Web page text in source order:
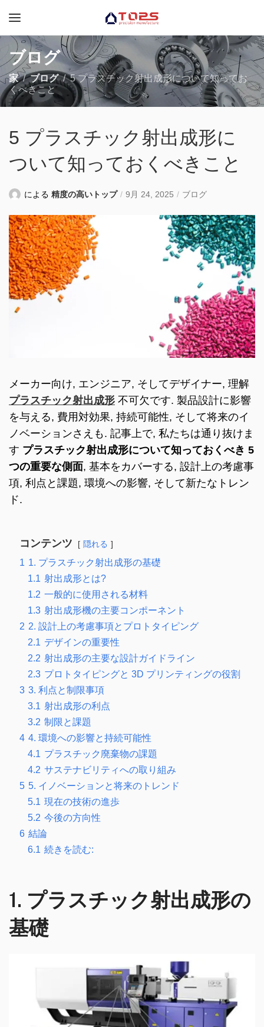
ブログ
家 ブログ
5 プラスチック射出成形について知ってお
くべきこと
5 プラスチック射出成形に
ついて知っておくべきこと
による 精度の高いトップ 9月 24, 2025 ブログ
メーカー向け, エンジニア, そしてデザイナー, 理解
プラスチック射出成形 不可欠です. 製品設計に影響
を与える, 費用対効果, 持続可能性, そして将来のイ
ノベーションさえも. 記事上で, 私たちは通り抜けま
す プラスチック射出成形について知っておくべき 5
つの重要な側面, 基本をカバーする, 設計上の考慮事
項, 利点と課題, 環境への影響, そして新たなトレン
ド.
コンテンツ 隠れる
1 1. プラスチック射出成形の基礎
1.1 射出成形とは?
1.2 一般的に使用される材料
1.3 射出成形機の主要コンポーネント
2 2. 設計上の考慮事項とプロトタイピング
2.1 デザインの重要性
2.2 射出成形の主要な設計ガイドライン
2.3 プロトタイピングと 3D プリンティングの役割
3 3. 利点と制限事項
3.1 射出成形の利点
3.2 制限と課題
4 4. 環境への影響と持続可能性
4.1 プラスチック廃棄物の課題
4.2 サステナビリティへの取り組み
5 5. イノベーションと将来のトレンド
5.1 現在の技術の進歩
5.2 今後の方向性
6 結論
6.1 続きを読む:
1. プラスチック射出成形の
基礎